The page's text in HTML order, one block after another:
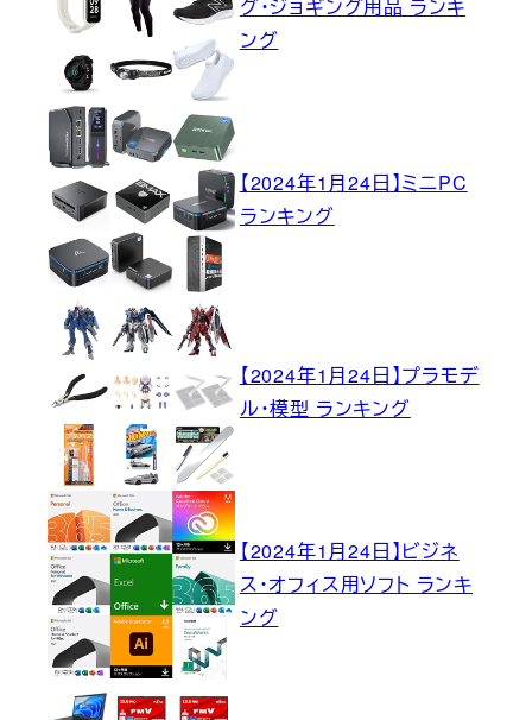
グ・ジョギング用品 ランキ
ング
【2024年1月24日】ミニPC
ランキング
【2024年1月24日】プラモデ
ル・模型 ランキング
【2024年1月24日】ビジネ
ス・オフィス用ソフト ランキ
ング